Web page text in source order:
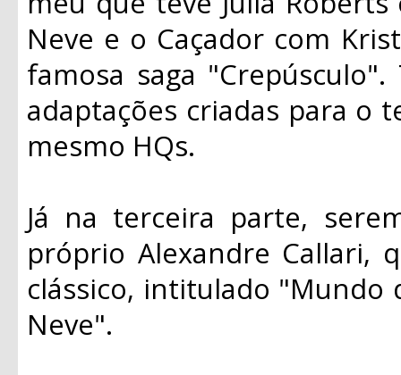
Neve e o Caçador com
famosa saga
adaptações criadas para o
mesmo HQs.
Já na terceira parte,
próprio Alexandre Callari,
clássico, intitulado "Mundo
Neve".